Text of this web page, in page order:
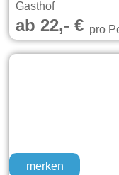
Gasthof
ab 22,- €pro
merken